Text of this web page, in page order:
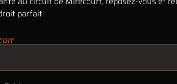
parfait.